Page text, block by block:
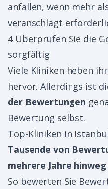
anfallen, wenn mehr
veranschlagt
4 Überprüfen Sie die
sorgfältig
Viele Kliniken heben
hervor. Allerdings ist
der Bewertungen
Bewertung selbst.
Top-Kliniken in
Tausende von
mehrere Jahre
So bewerten Sie